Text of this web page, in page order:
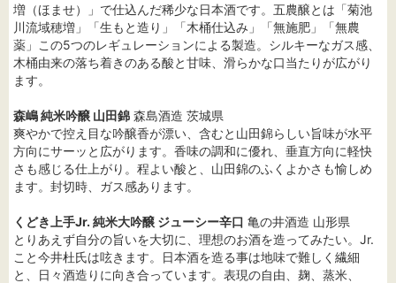
増（ほませ）」で仕込んだ稀少な日本酒です。五農醸とは「菊池
川流域穂増」「生もと造り」「木桶仕込み」「無施肥」「無農
薬」この5つのレギュレーションによる製造。シルキーなガス感、
木桶由来の落ち着きのある酸と甘味、滑らかな口当たりが広がり
ます。
森嶋 純米吟醸 山田錦 森島酒造 茨城県
爽やかで控え目な吟醸香が漂い、含むと山田錦らしい旨味が水平
方向にサーッと広がります。香味の調和に優れ、垂直方向に軽快
さも感じる仕上がり。程よい酸と、山田錦のふくよかさも愉しめ
ます。封切時、ガス感あります。
くどき上手Jr. 純米大吟醸 ジューシー辛口 亀の井酒造 山形県
とりあえず自分の旨いを大切に、理想のお酒を造ってみたい。Jr.
こと今井杜氏は呟きます。日本酒を造る事は地味で難しく繊細
と、日々酒造りに向き合っています。表現の自由、麹、蒸米、